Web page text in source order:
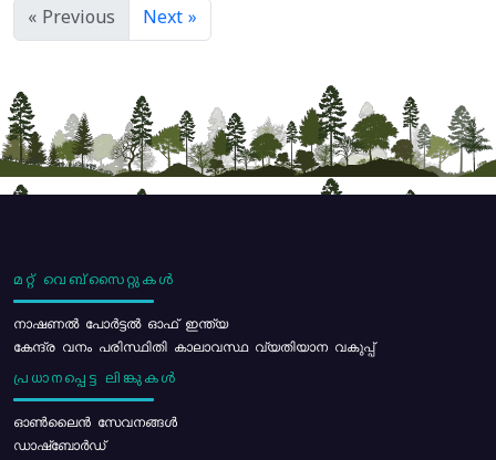
« Previous Next »
മറ്റ് വെബ്സൈറ്റുകൾ
നാഷണൽ പോർട്ടൽ ഓഫ് ഇന്ത്യ
കേന്ദ്ര വനം പരിസ്ഥിതി കാലാവസ്ഥ വ്യതിയാന വകുപ്പ്
പ്രധാനപ്പെട്ട ലിങ്കുകൾ
ഓൺലൈൻ സേവനങ്ങൾ
ഡാഷ്ബോർഡ്